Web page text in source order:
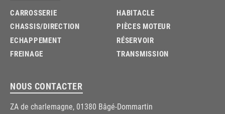
CARROSSERIE
CHASSIS/DIRECTION
ECHAPPEMENT
FREINAGE
HABITACLE
PIÈCES MOTEUR
RÉSERVOIR
TRANSMISSION
NOUS CONTACTER
ZA de charlemagne, 01380 Bâgé-Dommartin